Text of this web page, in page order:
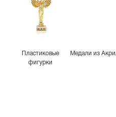
Пластиковые
фигурки
Медали из